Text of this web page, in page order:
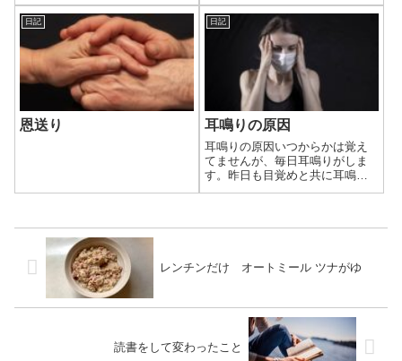
日記
恩送り
日記
耳鳴りの原因
耳鳴りの原因いつからかは覚え
てませんが、毎日耳鳴りがしま
す。昨日も目覚めと共に耳鳴
り…最近は慣れてしまいました
ころ、耳鳴りの原因てたくさん
レンチンだけ オートミール ツナがゆ
読書をして変わったこと